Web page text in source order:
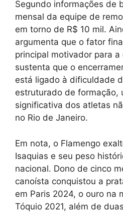
Segundo informações de
mensal da equipe de
em torno de R$ 10 mil.
argumenta que o fator
principal motivador para
sustenta que o
está ligado à dificuldade
estruturado de formação,
significativa dos atletas
no Rio de Janeiro.
Em nota, o Flamengo
Isaquias e seu peso
nacional. Dono de cinco
canoísta conquistou a
em Paris 2024, o ouro na
Tóquio 2021, além de